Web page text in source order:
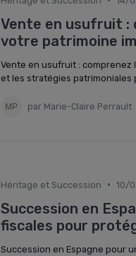
Vente en usufruit :
votre patrimoine
Vente en usufruit : comprenez
et les stratégies
par Marie-Claire Perrault
Héritage et Succession • 10/
Succession en
fiscales pour
Succession en Espagne pour